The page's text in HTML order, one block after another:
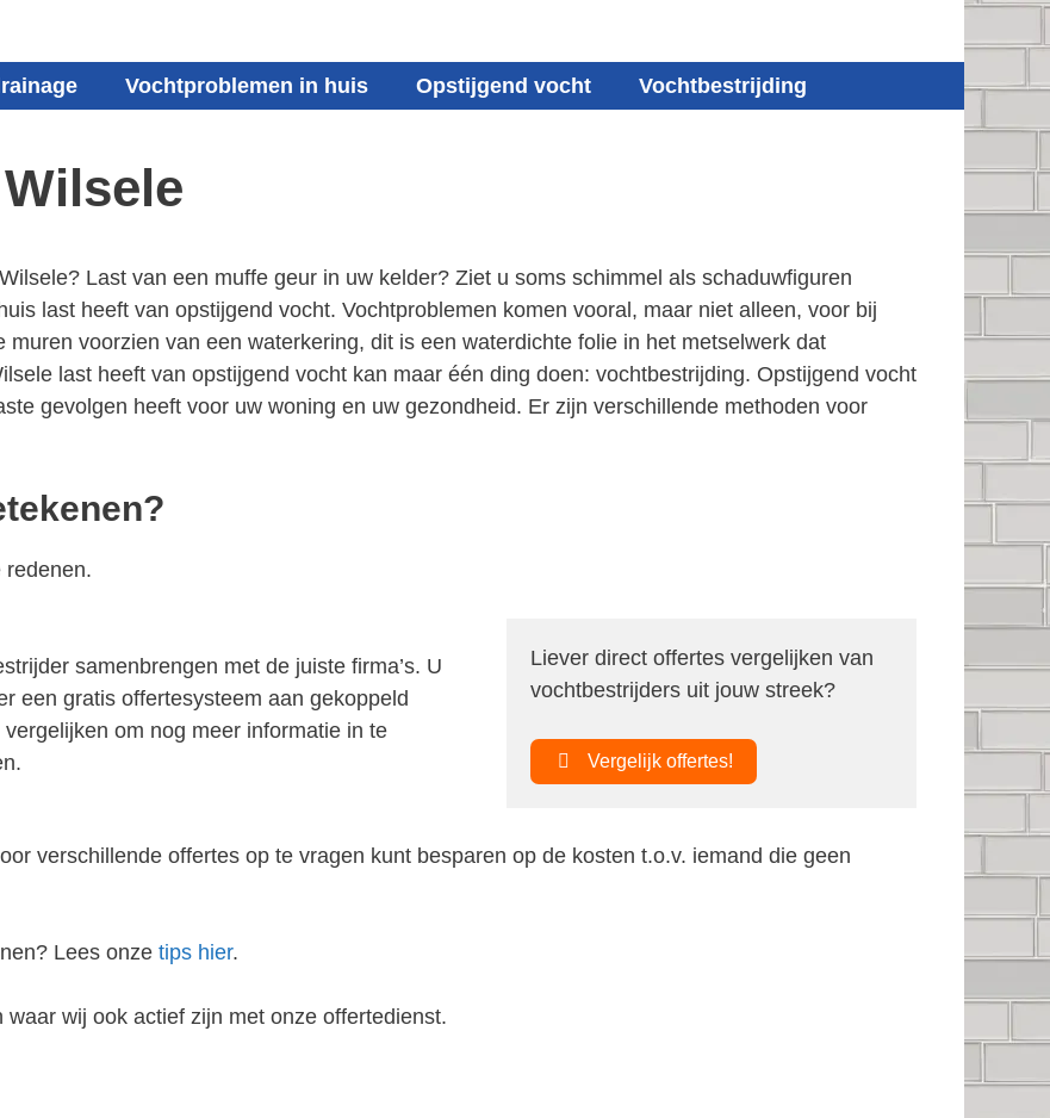
Vochtproblemen in huis Opstijgend vocht Vochtbestrijding
Last van een muffe geur in uw kelder? Ziet u soms schimmel als schaduwfiguren
last heeft van opstijgend vocht. Vochtproblemen komen vooral, maar niet alleen, voor bij
voorzien van een waterkering, dit is een waterdichte folie in het metselwerk dat
last heeft van opstijgend vocht kan maar één ding doen: vochtbestrijding. Opstijgend vocht
gevolgen heeft voor uw woning en uw gezondheid. Er zijn verschillende methoden voor
redenen.
samenbrengen met de juiste firma’s. U
een gratis offertesysteem aan gekoppeld
om nog meer informatie in te
Liever direct offertes vergelijken van
vochtbestrijders uit jouw streek?
Vergelijk offertes!
verschillende offertes op te vragen kunt besparen op de kosten t.o.v. iemand die geen
Lees onze tips hier.
wij ook actief zijn met onze offertedienst.